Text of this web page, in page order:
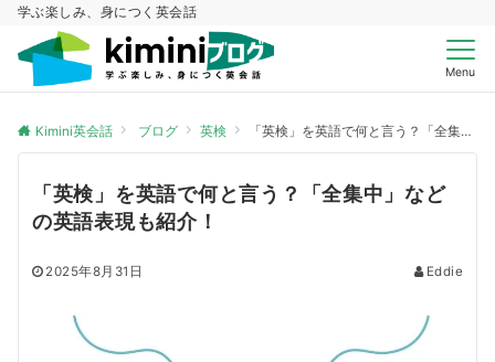
学ぶ楽しみ、身につく英会話
Menu
Kimini英会話 ブログ 英検 「英検」を英語で何と言う？「全集中」などの英語表現も紹介！
「英検」を英語で何と言う？「全集中」など
の英語表現も紹介！
2025年8月31日 Eddie